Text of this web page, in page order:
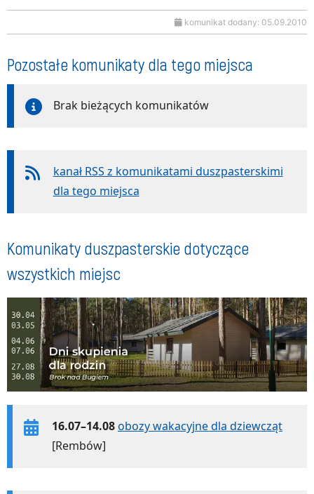
komunikat dodany: 05.09.2010
Pozostałe komunikaty dla tego miejsca
Brak bieżących komunikatów
kanał RSS z komunikatami duszpasterskimi
dla tego miejsca
Komunikaty duszpasterskie dotyczące
wszystkich miejsc
16.07–14.08obozy wakacyjne dla dziewcząt
[Rembów]